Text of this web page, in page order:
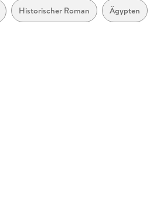
Historischer Roman Ägypten